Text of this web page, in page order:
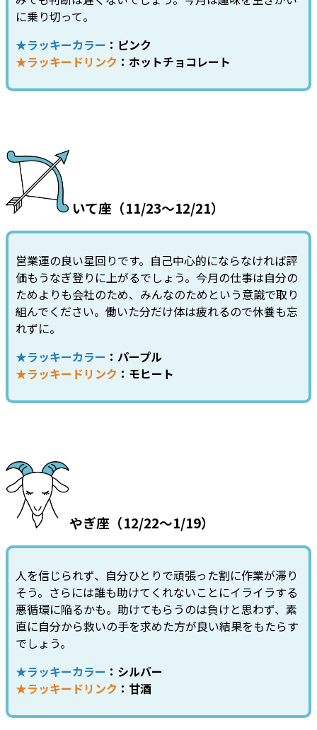
に乗り切って。
★ラッキーカラー ：ピンク
★ラッキードリンク ：ホットチョコレート
いて座（11/23～12/21）
営業運の良い星回りです。自己中心的にならなければ評
価もうなぎ登りに上がるでしょう。今月の仕事は自分の
ためよりも会社のため、みんなのためという意識で取り
組んでください。働いた分だけ体は疲れるので休養も忘
れずに。
★ラッキーカラー ：パープル
★ラッキードリンク ：モヒート
やぎ座（12/22～1/19）
人を信じられず、自分ひとりで頑張った割に作業が滞り
そう。さらには誰も助けてくれないことにイライラする
悪循環に陥るかも。助けてもらうのは負けと思わず、素
直に自分から救いの手を求めた方が良い結果をもたらす
でしょう。
★ラッキーカラー ：シルバー
★ラッキードリンク ：甘酒